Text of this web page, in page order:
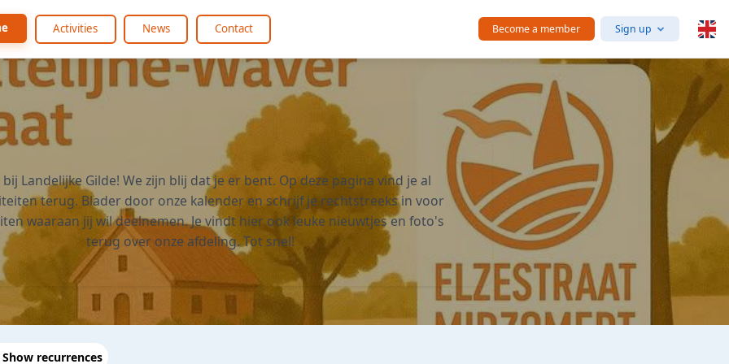
Activities News Contact Become a member Sign up
Landelijke Gilde! We zijn blij dat je er bent. Op deze pagina vind je al
terug. Blader door onze kalender en schrijf je rechtstreeks in voor
waaraan jij wil deelnemen. Je vindt hier ook leuke nieuwtjes en foto's
terug over onze afdeling. Tot snel!
Show recurrences